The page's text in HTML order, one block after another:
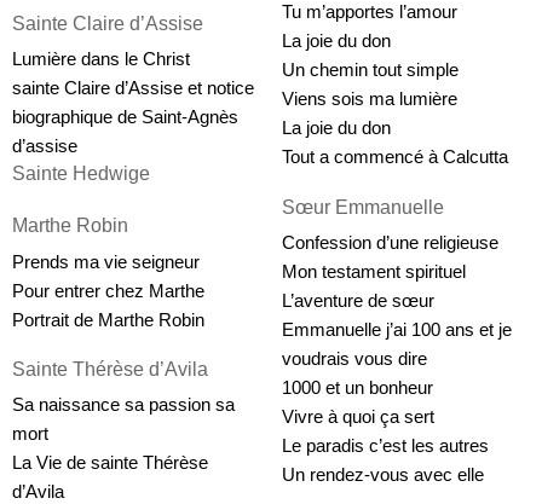
Sainte Claire d’Assise
Lumière dans le Christ
sainte Claire d’Assise et notice
biographique de Saint-Agnès
d’assise
Sainte Hedwige
Marthe Robin
Prends ma vie seigneur
Pour entrer chez Marthe
Portrait de Marthe Robin
Sainte Thérèse d’Avila
Sa naissance sa passion sa
mort
La Vie de sainte Thérèse
d’Avila
Tu m’apportes l’amour
La joie du don
Un chemin tout simple
Viens sois ma lumière
La joie du don
Tout a commencé à Calcutta
Sœur Emmanuelle
Confession d’une religieuse
Mon testament spirituel
L’aventure de sœur
Emmanuelle j’ai 100 ans et je
voudrais vous dire
1000 et un bonheur
Vivre à quoi ça sert
Le paradis c’est les autres
Un rendez-vous avec elle